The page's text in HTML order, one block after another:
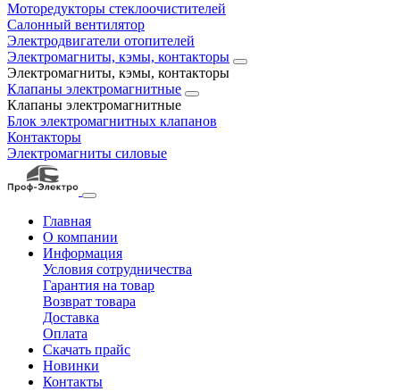
Моторедукторы стеклоочистителей
Салонный вентилятор
Электродвигатели отопителей
Электромагниты, кэмы, контакторы
Электромагниты, кэмы, контакторы
Клапаны электромагнитные
Клапаны электромагнитные
Блок электромагнитных клапанов
Контакторы
Электромагниты силовые
Главная
О компании
Информация
Условия сотрудничества
Гарантия на товар
Возврат товара
Доставка
Оплата
Скачать прайс
Новинки
Контакты